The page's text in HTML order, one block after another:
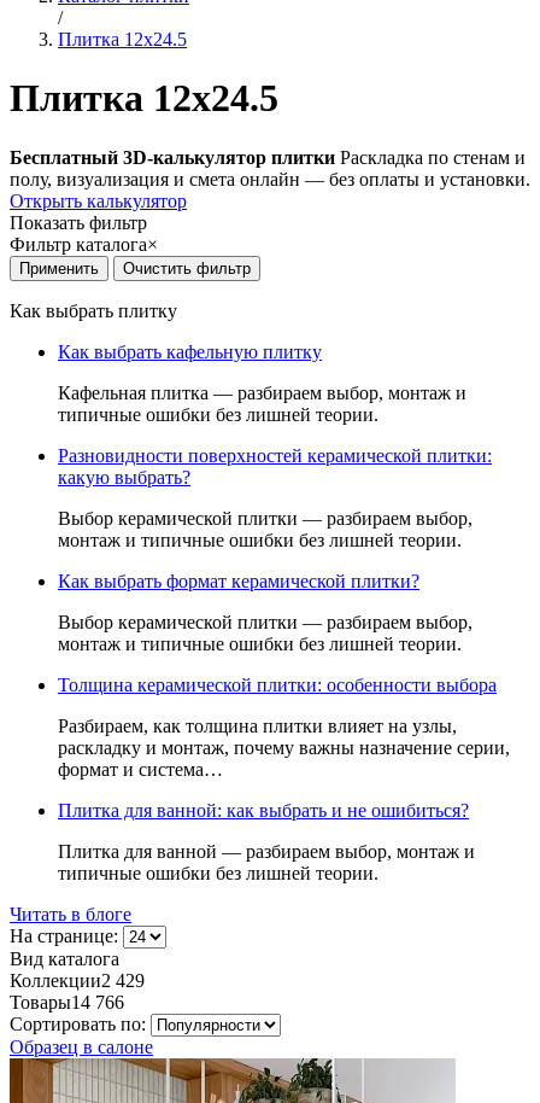
/
Плитка 12x24.5
Плитка 12x24.5
Бесплатный 3D-калькулятор плитки Раскладка по стенам и
полу, визуализация и смета онлайн — без оплаты и установки.
Открыть калькулятор
Показать фильтр
Фильтр каталога×
Как выбрать плитку
Как выбрать кафельную плитку
Кафельная плитка — разбираем выбор, монтаж и
типичные ошибки без лишней теории.
Разновидности поверхностей керамической плитки:
какую выбрать?
Выбор керамической плитки — разбираем выбор,
монтаж и типичные ошибки без лишней теории.
Как выбрать формат керамической плитки?
Выбор керамической плитки — разбираем выбор,
монтаж и типичные ошибки без лишней теории.
Толщина керамической плитки: особенности выбора
Разбираем, как толщина плитки влияет на узлы,
раскладку и монтаж, почему важны назначение серии,
формат и система…
Плитка для ванной: как выбрать и не ошибиться?
Плитка для ванной — разбираем выбор, монтаж и
типичные ошибки без лишней теории.
Читать в блоге
На странице:
Вид каталога
Коллекции2 429
Товары14 766
Сортировать по:
Образец в салоне